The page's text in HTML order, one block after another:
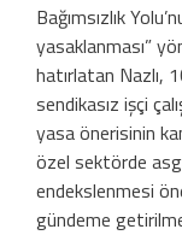
Bağımsızlık
yasaklanması”
hatırlatan Nazlı,
sendikasız işçi
yasa önerisinin
özel sektörde
endekslenmesi
gündeme